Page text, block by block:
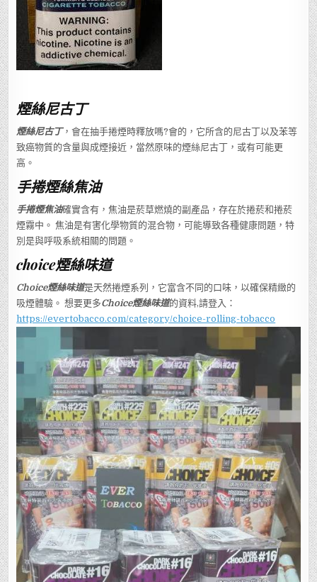
煙絲尼古丁
煙絲尼古丁，會在抽手捲煙時釋放嗎?會的，它所含的尼古丁以及苯等
致癌物質的含量與成煙接近，當然原味的煙絲尼古丁，或有可能更
高。
手捲煙絲焦油
手捲煙焦油確實含有，焦油是菸草燃燒的副產品，存在於捲菸和捲菸
煙霧中。 焦油是有害化學物質的混合物，可能導致各種健康問題，特
別是與呼吸系統相關的問題。
choice煙絲味道
Choice煙絲味道是天然捲煙系列，它富含不同的口味，以確保精緻的
吸煙體驗。 想要更多Choice煙絲味道的資料,請登入：
https://evertobacco.com/category/choice-rolling-tobacco